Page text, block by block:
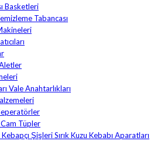
Basketleri
Tabancası
Vale Anahtarlıkları
Tüpler
Şişleri Sırık Kuzu Kebabı Aparatları